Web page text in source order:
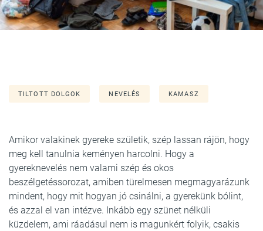
TILTOTT DOLGOK NEVELÉS KAMASZ
Amikor valakinek gyereke születik, szép lassan rájön, hogy
meg kell tanulnia keményen harcolni. Hogy a
gyereknevelés nem valami szép és okos
beszélgetéssorozat, amiben türelmesen megmagyarázunk
mindent, hogy mit hogyan jó csinálni, a gyerekünk bólint,
és azzal el van intézve. Inkább egy szünet nélküli
küzdelem, ami ráadásul nem is magunkért folyik, csakis